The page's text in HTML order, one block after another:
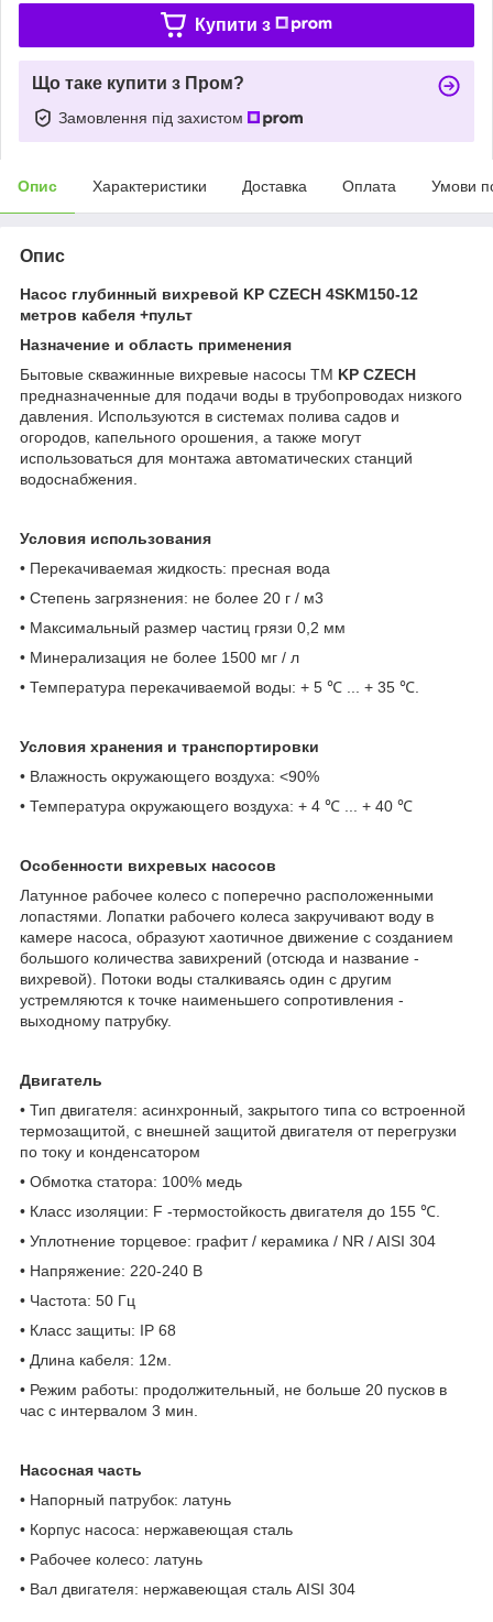
Купити з
Що таке купити з Пром?
Замовлення під захистом
Опис Характеристики Доставка Оплата Умови
Опис
Насос глубинный вихревой KP CZECH 4SKM150-12
метров кабеля +пульт
Назначение и область применения
Бытовые скважинные вихревые насосы ТМ KP CZECH
предназначенные для подачи воды в трубопроводах низкого
давления. Используются в системах полива садов и
огородов, капельного орошения, а также могут
использоваться для монтажа автоматических станций
водоснабжения.
Условия использования
• Перекачиваемая жидкость: пресная вода
• Степень загрязнения: не более 20 г / м3
• Максимальный размер частиц грязи 0,2 мм
• Минерализация не более 1500 мг / л
• Температура перекачиваемой воды: + 5 ℃ ... + 35 ℃.
Условия хранения и транспортировки
• Влажность окружающего воздуха: <90%
• Температура окружающего воздуха: + 4 ℃ ... + 40 ℃
Особенности вихревых насосов
Латунное рабочее колесо с поперечно расположенными
лопастями. Лопатки рабочего колеса закручивают воду в
камере насоса, образуют хаотичное движение с созданием
большого количества завихрений (отсюда и название -
вихревой). Потоки воды сталкиваясь один с другим
устремляются к точке наименьшего сопротивления -
выходному патрубку.
Двигатель
• Тип двигателя: асинхронный, закрытого типа со встроенной
термозащитой, с внешней защитой двигателя от перегрузки
по току и конденсатором
• Обмотка статора: 100% медь
• Класс изоляции: F -термостойкость двигателя до 155 ℃.
• Уплотнение торцевое: графит / керамика / NR / AISI 304
• Напряжение: 220-240 В
• Частота: 50 Гц
• Класс защиты: IP 68
• Длина кабеля: 12м.
• Режим работы: продолжительный, не больше 20 пусков в
час с интервалом 3 мин.
Насосная часть
• Напорный патрубок: латунь
• Корпус насоса: нержавеющая сталь
• Рабочее колесо: латунь
• Вал двигателя: нержавеющая сталь AISI 304